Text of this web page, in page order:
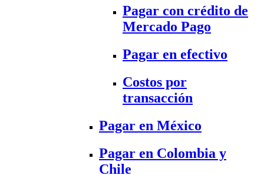
Pagar con crédito de
Mercado Pago
Pagar en efectivo
Costos por
transacción
Pagar en México
Pagar en Colombia y
Chile